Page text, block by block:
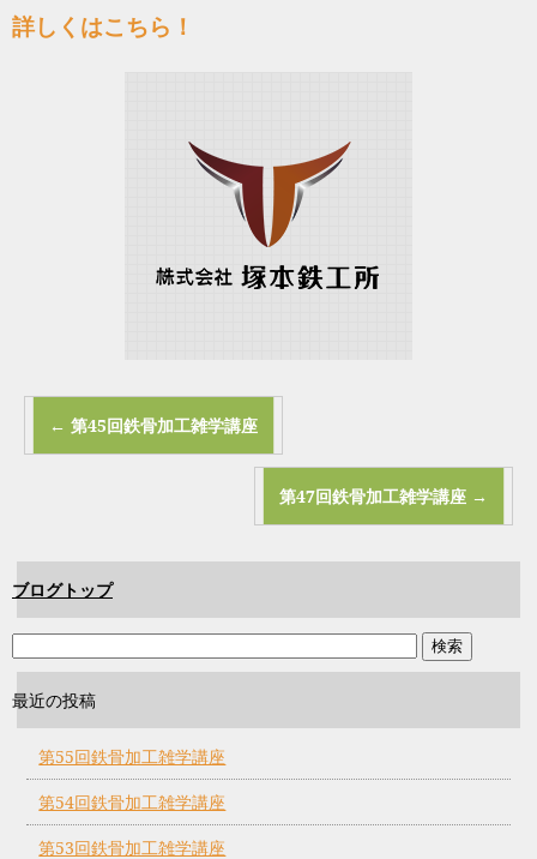
詳しくはこちら！
← 第45回鉄骨加工雑学講座
第47回鉄骨加工雑学講座 →
ブログトップ
最近の投稿
第55回鉄骨加工雑学講座
第54回鉄骨加工雑学講座
第53回鉄骨加工雑学講座